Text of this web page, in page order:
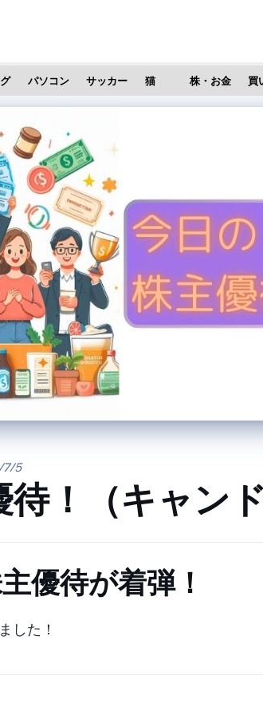
パソコン サッカー 猫 株・お金 買
5
！（2698 キャン
主優待が着弾！
した！